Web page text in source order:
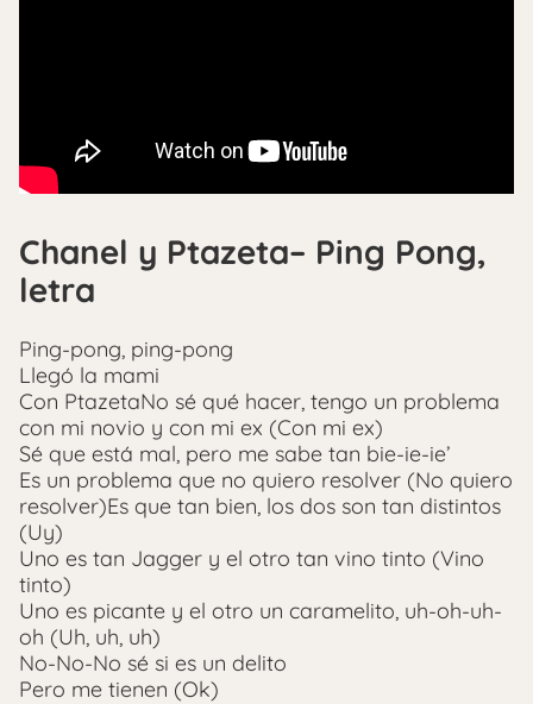
Chanel y Ptazeta– Ping Pong,
letra
Ping-pong, ping-pong
Llegó la mami
Con PtazetaNo sé qué hacer, tengo un problema
con mi novio y con mi ex (Con mi ex)
Sé que está mal, pero me sabe tan bie-ie-ie’
Es un problema que no quiero resolver (No quiero
resolver)Es que tan bien, los dos son tan distintos
(Uy)
Uno es tan Jagger y el otro tan vino tinto (Vino
tinto)
Uno es picante y el otro un caramelito, uh-oh-uh-
oh (Uh, uh, uh)
No-No-No sé si es un delito
Pero me tienen (Ok)